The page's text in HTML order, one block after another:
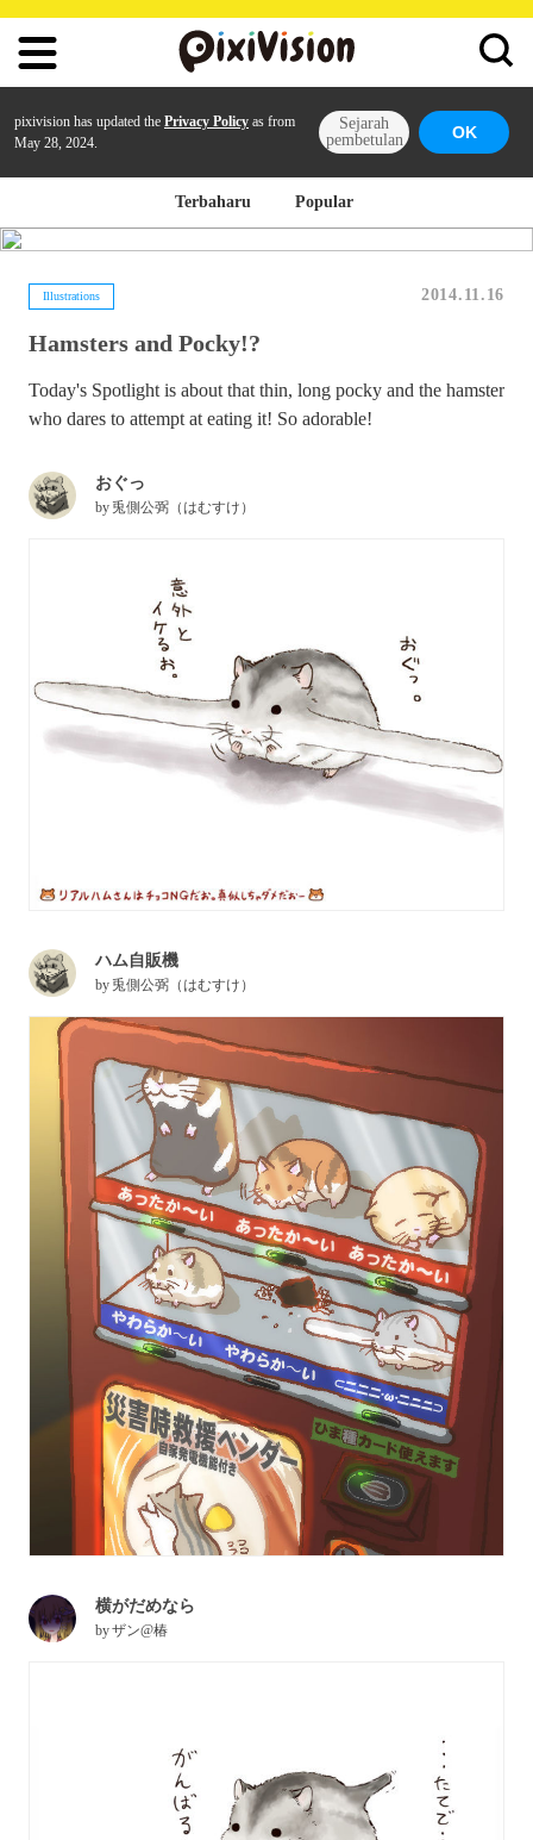
pixivision has updated the Privacy Policy as from
May 28, 2024.
Sejarah
pembetulan
OK
Terbaharu Popular
Illustrations 2014.11.16
Hamsters and Pocky!?
Today's Spotlight is about that thin, long pocky and the hamster
who dares to attempt at eating it! So adorable!
おぐっ
by 兎側公弼（はむすけ）
ハム自販機
by 兎側公弼（はむすけ）
横がだめなら
byザン@椿